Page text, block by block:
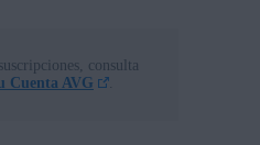
consulta
Cuenta AVG